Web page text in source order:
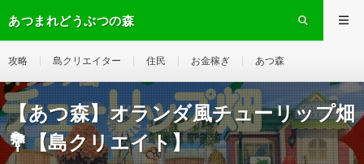
あつまれどうぶつの森
攻略 島クリエイター 住民 お金稼ぎ あつ森
【あつ森】オランダ風チューリップ畑
💐【島クリエイト】